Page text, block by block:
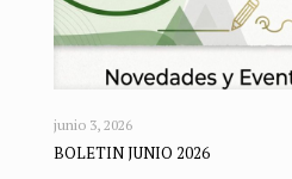
junio 3, 2026
BOLETIN JUNIO 2026